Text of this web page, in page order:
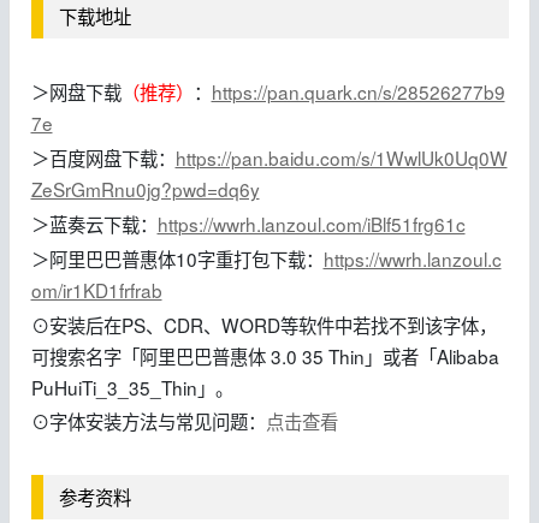
下载地址
＞网盘下载（推荐） ： https://pan.quark.cn/s/28526277b9
7e
＞百度网盘下载： https://pan.baidu.com/s/1WwlUk0Uq0W
ZeSrGmRnu0jg?pwd=dq6y
＞蓝奏云下载： https://wwrh.lanzoul.com/iBlf51frg61c
＞阿里巴巴普惠体10字重打包下载： https://wwrh.lanzoul.c
om/ir1KD1frfrab
⊙安装后在PS、CDR、WORD等软件中若找不到该字体，
可搜索名字「阿里巴巴普惠体 3.0 35 Thin」或者「Alibaba
PuHuiTi_3_35_Thin」。
⊙字体安装方法与常见问题： 点击查看
参考资料